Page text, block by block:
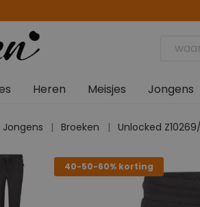
Heren Meisjes Jongens
Jongens Broeken Unlocked
40-50-60% korting